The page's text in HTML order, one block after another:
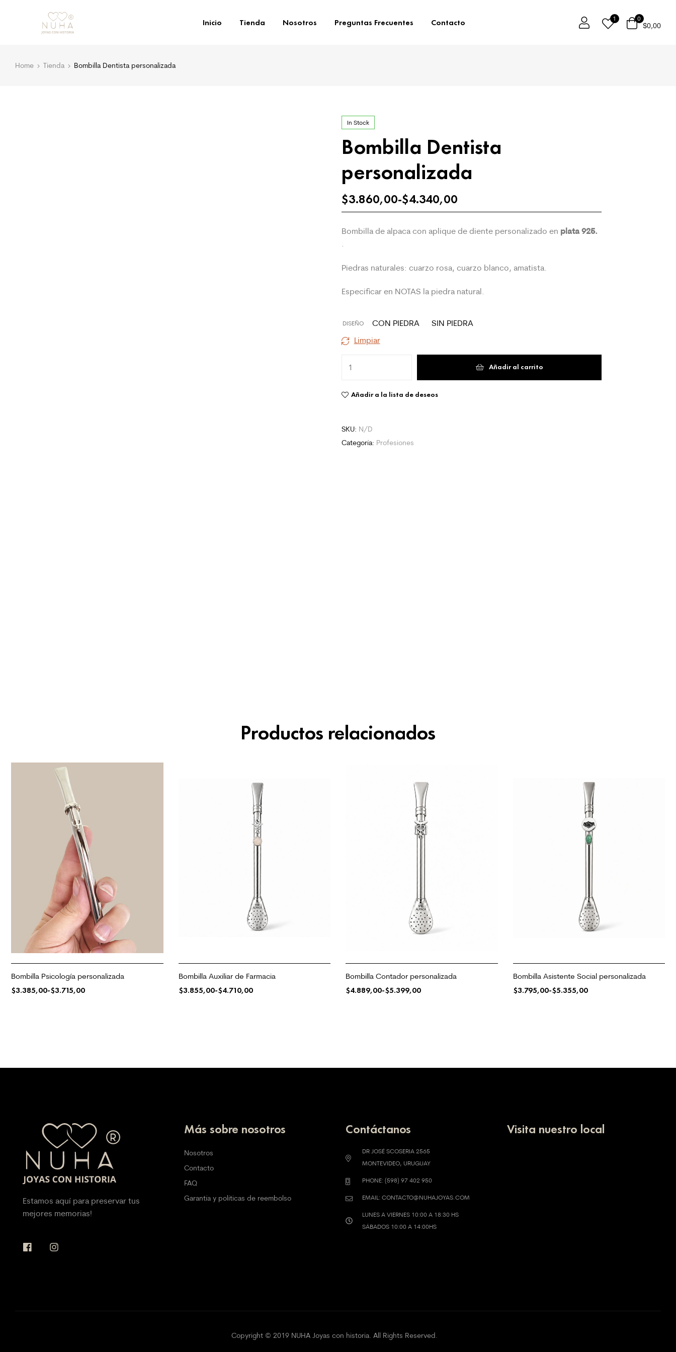
Inicio Tienda Nosotros Preguntas Frecuentes Contacto 1 0
$0,00
Home Tienda Bombilla Dentista personalizada
In Stock
Bombilla Dentista
personalizada
$3.860,00-$4.340,00
Bombilla de alpaca con aplique de diente personalizado en plata 925.
Piedras naturales: cuarzo rosa, cuarzo blanco, amatista.
Especificar en NOTAS la piedra natural.
DISEÑO CON PIEDRA
SIN PIEDRA
Limpiar
Añadir al carrito
Añadir a la lista de deseos
SKU: N/D
Categoría: Profesiones
Productos relacionados
Bombilla Psicología personalizada
$3.385,00-$3.715,00
Bombilla Auxiliar de Farmacia
$3.855,00-$4.710,00
Bombilla Contador personalizada
$4.889,00-$5.399,00
Bombilla Asistente Social personalizada
$3.795,00-$5.355,00
Estamos aquí para preservar tus
mejores memorias!
Más sobre nosotros
Nosotros
Contacto
FAQ
Garantía y políticas de reembolso
Contáctanos
DR JOSÉ SCOSERIA 2565
MONTEVIDEO, URUGUAY
PHONE: (598) 97 402 950
EMAIL: CONTACTO@NUHAJOYAS.COM
LUNES A VIERNES 10:00 A 18:30 HS
SÁBADOS 10:00 A 14:00HS
Visita nuestro local
Copyright © 2019 NUHA Joyas con historia. All Rights Reserved.